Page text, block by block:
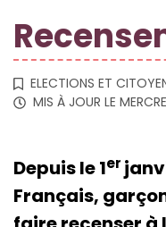
ELECTIONS ET
MIS À JOUR LE
Depuis le 1er
Français,